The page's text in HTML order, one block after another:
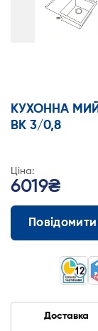
КУХОННА
BK 3/0,8
Ціна:
6019₴
Повідомити
Доставка